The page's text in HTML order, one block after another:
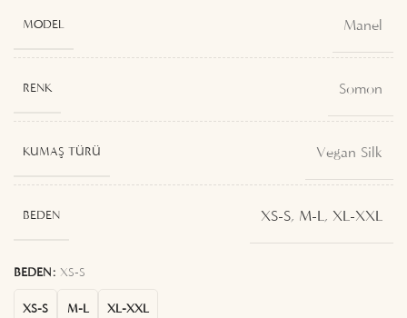
MODEL Manel
RENK Somon
KUMAŞ TÜRÜ Vegan Silk
BEDEN XS-S, M-L, XL-XXL
BEDEN XS-S
XS-S M-L XL-XXL